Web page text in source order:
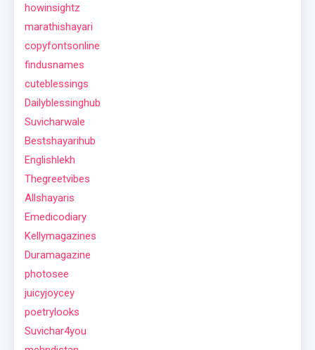
howinsightz
marathishayari
copyfontsonline
findusnames
cuteblessings
Dailyblessinghub
Suvicharwale
Bestshayarihub
Englishlekh
Thegreetvibes
Allshayaris
Emedicodiary
Kellymagazines
Duramagazine
photosee
juicyjoycey
poetrylooks
Suvichar4you